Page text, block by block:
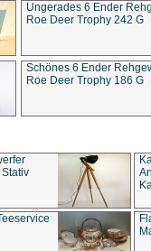
Ungerades 6 Ender
Roe Deer Trophy 242 G
Schönes 6 Ender
Roe Deer Trophy 186 G